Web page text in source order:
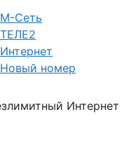
М-Сеть
ТЕЛЕ2
Интернет
Новый номер
Интернет